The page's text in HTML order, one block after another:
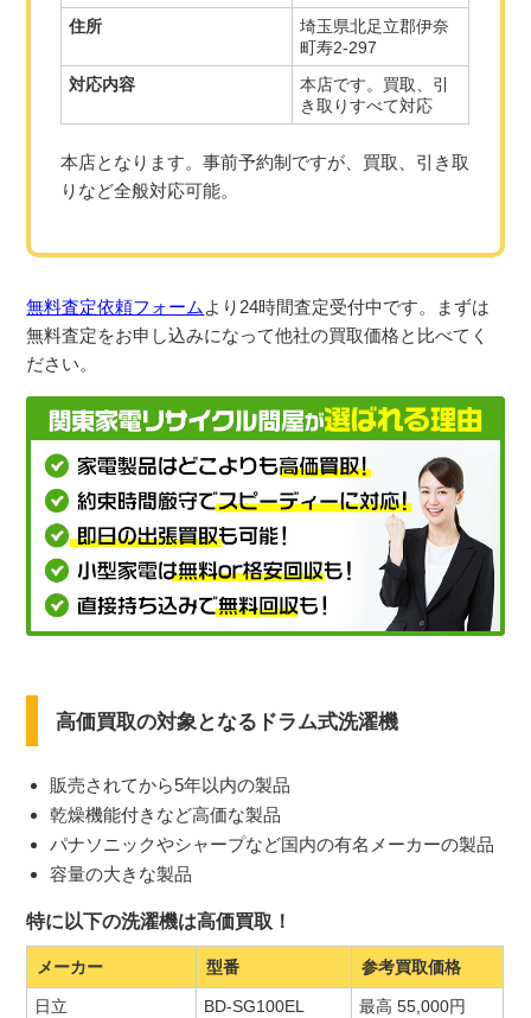
住所
埼玉県北足立郡伊奈
町寿2-297
対応内容
本店です。買取、引
き取りすべて対応
本店となります。事前予約制ですが、買取、引き取
りなど全般対応可能。
無料査定依頼フォーム より 24時間査定受付中です。まずは
無料査定をお申し込みになって他社の買取価格と比べてく
ださい。
高価買取の対象となるドラム式洗濯機
販売されてから5年以内の製品
乾燥機能付きなど高価な製品
パナソニックやシャープなど国内の有名メーカーの製品
容量の大きな製品
特に以下の洗濯機は高価買取！
メーカー 型番 参考買取価格
日立 BD-SG100EL 最高 55,000円